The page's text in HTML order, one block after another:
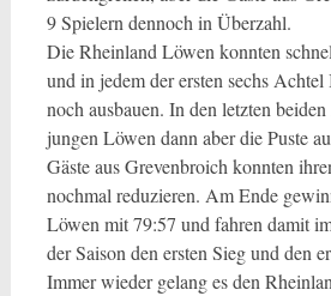
9 Spielern dennoch in Überzahl.
Die Rheinland Löwen konnten
und in jedem der ersten sechs
noch ausbauen. In den letzten
jungen Löwen dann aber die Puste
Gäste aus Grevenbroich konnten
nochmal reduzieren. Am Ende
Löwen mit 79:57 und fahren damit
der Saison den ersten Sieg und den
Immer wieder gelang es den